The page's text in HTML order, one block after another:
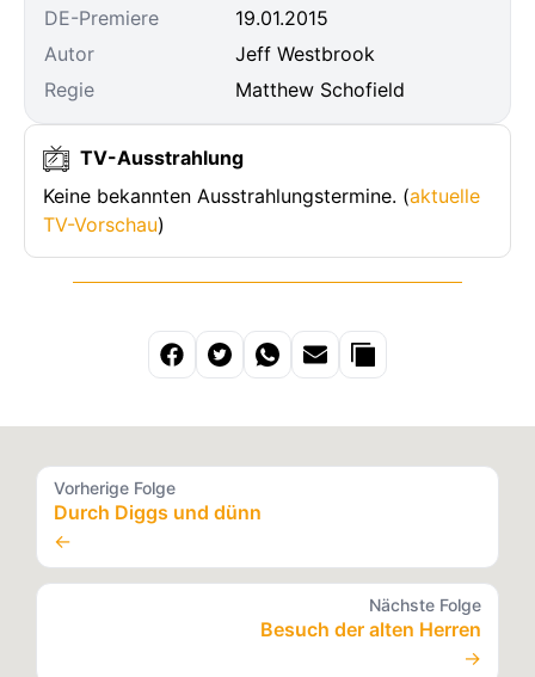
DE-Premiere
19.01.2015
Autor
Jeff Westbrook
Regie
Matthew Schofield
TV-Ausstrahlung
Keine bekannten Ausstrahlungstermine. (aktuelle
TV-Vorschau)
Vorherige Folge
Durch Diggs und dünn
←
Nächste Folge
Besuch der alten Herren
→